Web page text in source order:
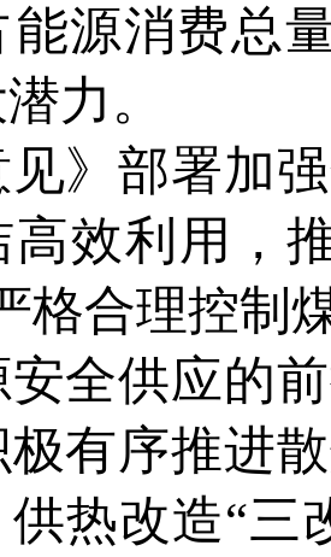
源消费总
力。
部署加强
高效利用，
格合理控制
全供应的
有序推进
热改造“三